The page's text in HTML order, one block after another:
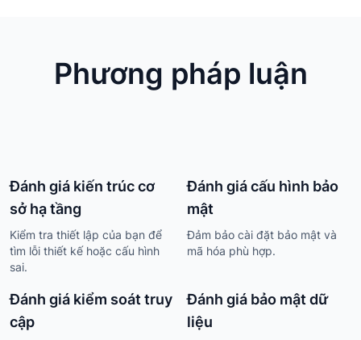
Phương pháp luận
Đánh giá kiến trúc cơ
sở hạ tầng
Kiểm tra thiết lập của bạn để
tìm lỗi thiết kế hoặc cấu hình
sai.
Đánh giá cấu hình bảo
mật
Đảm bảo cài đặt bảo mật và
mã hóa phù hợp.
Đánh giá kiểm soát truy
cập
Đánh giá bảo mật dữ
liệu